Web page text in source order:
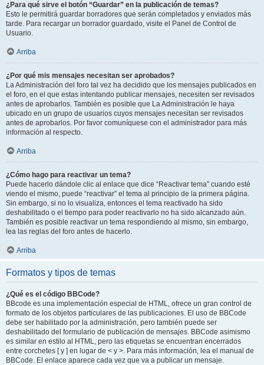
¿Para qué sirve el botón “Guardar” en la publicación de temas?
Esto le permitirá guardar borradores que serán completados y enviados más
tarde. Para recargar un borrador guardado, visite el Panel de Control de
Usuario.
Arriba
¿Por qué mis mensajes necesitan ser aprobados?
La Administración del foro tal vez ha decidido que los mensajes publicados en
el foro, en el que estas intentando publicar mensajes, necesiten ser revisados
antes de aprobarlos. También es posible que La Administración le haya
ubicado en un grupo de usuarios cuyos mensajes necesitan ser revisados
antes de aprobarlos. Por favor comuníquese con el administrador para más
información al respecto.
Arriba
¿Cómo hago para reactivar un tema?
Puede hacerlo dándole clic al enlace que dice “Reactivar tema” cuando esté
viendo el mismo, puede “reactivar” el tema al principio de la primera página.
Sin embargo, si no lo visualiza, entonces el tema reactivado ha sido
deshabilitado o el tiempo para poder reactivarlo no ha sido alcanzado aún.
También es posible reactivar un tema respondiendo al mismo, sin embargo,
lea las reglas del foro antes de hacerlo.
Arriba
Formatos y tipos de temas
¿Qué es el código BBCode?
BBcode es una implementación especial de HTML, ofrece un gran control de
formato de los objetos particulares de las publicaciones. El uso de BBCode
debe ser habilitado por la administración, pero también puede ser
deshabilitado del formulario de publicación de mensajes. BBCode asimismo
es similar en estilo al HTML, pero las etiquetas se encuentran encerrados
entre corchetes [ y ] en lugar de < y >. Para más información, lea el manual de
BBCode. El enlace aparece cada vez que va a publicar un mensaje.